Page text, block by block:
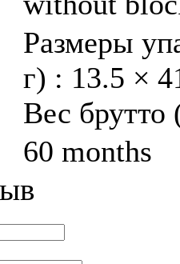
Размеры
г) : 13.5 ×
Вес брутто
60 months